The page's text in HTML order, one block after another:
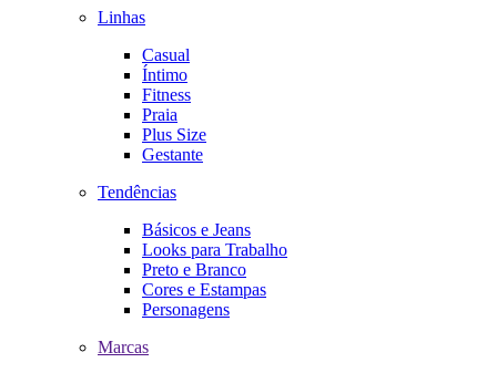
Linhas
Casual
Íntimo
Fitness
Praia
Plus Size
Gestante
Tendências
Básicos e Jeans
Looks para Trabalho
Preto e Branco
Cores e Estampas
Personagens
Marcas